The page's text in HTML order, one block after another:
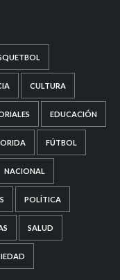
CULTURA
EDUCACIÓN
FÚTBOL
NACIONAL
POLÍTICA
SALUD